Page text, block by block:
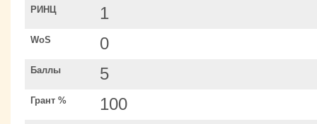
РИНЦ 1
WoS 0
Баллы 5
Грант % 100